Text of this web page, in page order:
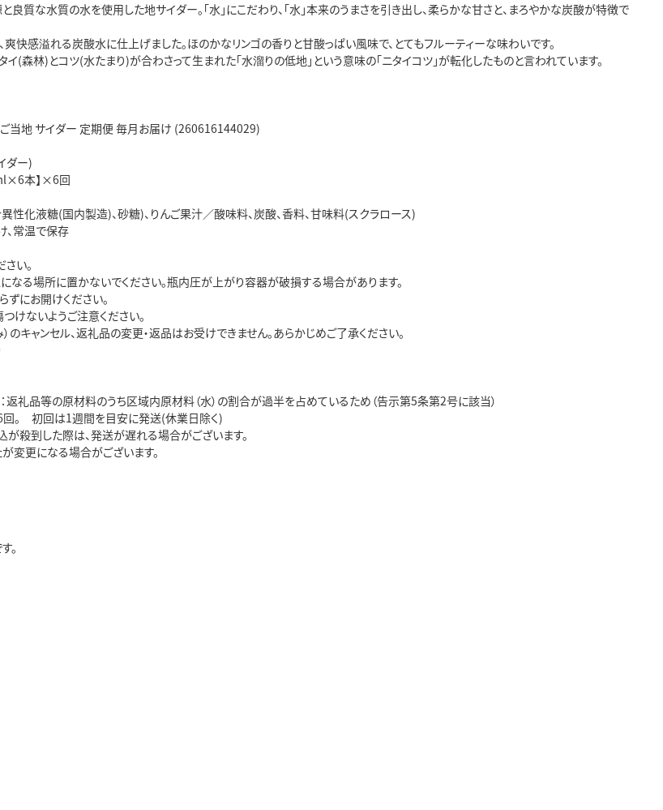
質な水質の水を使用した地サイダー。「水」にこだわり、「水」本来のうまさを引き出し、柔らかな甘さと、まろやかな炭酸が特徴で
快感溢れる炭酸水に仕上げました。ほのかなリンゴの香りと甘酸っぱい風味で、とてもフルーティーな味わいです。
イ(森林)とコツ(水たまり)が合わさって生まれた「水溜りの低地」という意味の「ニタイコツ」が転化したものと言われています。
ご当地 サイダー 定期便 毎月お届け (260616144029)
ダー)
本】×6回
化液糖(国内製造)、砂糖)、りんご果汁／酸味料、炭酸、香料、甘味料(スクラロース)
常温で保存
い。
なる場所に置かないでください。瓶内圧が上がり容器が破損する場合があります。
にお開けください。
けないようご注意ください。
のキャンセル、返礼品の変更・返品はお受けできません。あらかじめご了承ください。
礼品等の原材料のうち区域内原材料（水）の割合が過半を占めているため（告示第5条第2号に該当）
回。 初回は1週間を目安に発送(休業日除く)
殺到した際は、発送が遅れる場合がございます。
更になる場合がございます。
。